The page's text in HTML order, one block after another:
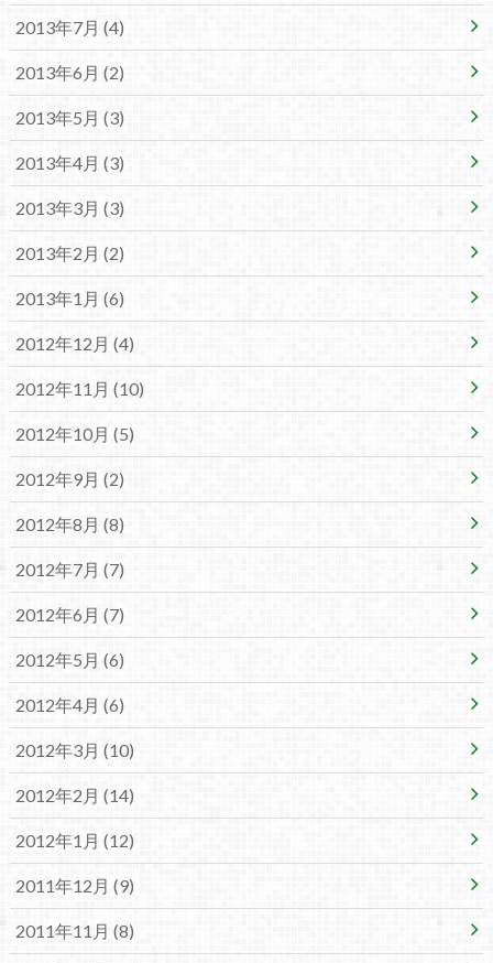
2013年7月 (4)
2013年6月 (2)
2013年5月 (3)
2013年4月 (3)
2013年3月 (3)
2013年2月 (2)
2013年1月 (6)
2012年12月 (4)
2012年11月 (10)
2012年10月 (5)
2012年9月 (2)
2012年8月 (8)
2012年7月 (7)
2012年6月 (7)
2012年5月 (6)
2012年4月 (6)
2012年3月 (10)
2012年2月 (14)
2012年1月 (12)
2011年12月 (9)
2011年11月 (8)